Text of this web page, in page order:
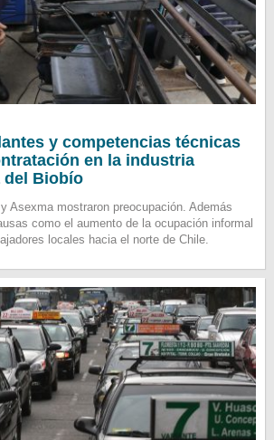
y competencias técnicas
en la industria
del Biobío
Asexma mostraron preocupación. Además
como el aumento de la ocupación informal
locales hacia el norte de Chile.